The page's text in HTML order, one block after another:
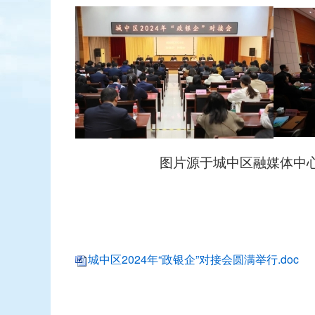
图片源于城中区融媒体中
城中区2024年“政银企”对接会圆满举行.doc